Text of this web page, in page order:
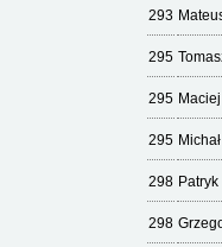
293
295
295 Maciej
295 Michał
298 Patryk
298